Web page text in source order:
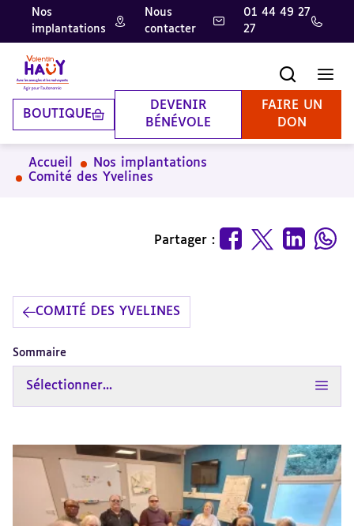
Aller
contenu
principal
Aller
pied
de
page
Aller
la
recherche
Nos
implantations
Nous
contacter
01 44 49 27
27
BOUTIQUE
DEVENIR
BÉNÉVOLE
FAIRE UN
DON
Accueil
Nos implantations
Comité des Yvelines
Partager :
COMITÉ DES YVELINES
Sommaire
Sélectionner...